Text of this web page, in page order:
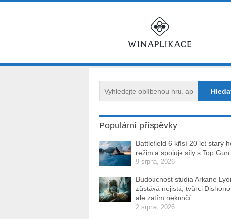
Populární příspěvky
Battlefield 6 křísí 20 let starý
režim a spojuje síly s Top Gun
9 srpna, 2026
Budoucnost studia Arkane
zůstává nejistá, tvůrci
ale zatím nekončí
2 srpna, 2026